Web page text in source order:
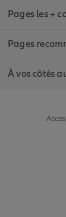
Pages les +
Pages
À vos côtés